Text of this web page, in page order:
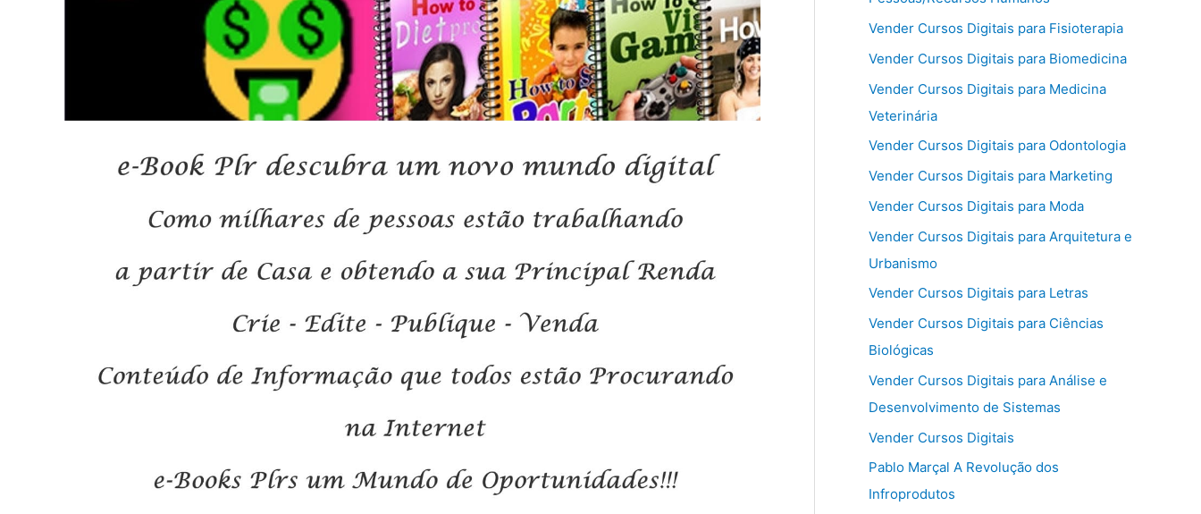
Vender Cursos Digitais para Fisioterapia
Vender Cursos Digitais para Biomedicina
Vender Cursos Digitais para Medicina
Veterinária
Vender Cursos Digitais para Odontologia
Vender Cursos Digitais para Marketing
Vender Cursos Digitais para Moda
Vender Cursos Digitais para Arquitetura e
Urbanismo
Vender Cursos Digitais para Letras
Vender Cursos Digitais para Ciências
Biológicas
Vender Cursos Digitais para Análise e
Desenvolvimento de Sistemas
Vender Cursos Digitais
Pablo Marçal A Revolução dos
Infroprodutos